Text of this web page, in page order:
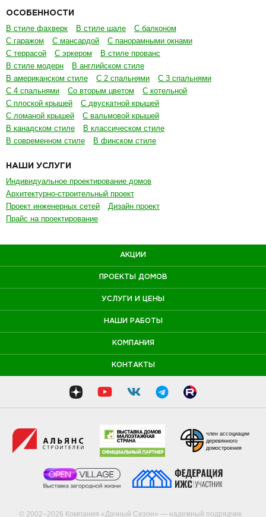
ОСОБЕННОСТИ
В стиле фахверк В стиле шале
С балконом
С гаражом
С мансардой
С панорамными окнами
С террасой
С эркером
В стиле прованс
В стиле модерн
В английском стиле
В американском стиле
С 2 спальнями
С 3 спальнями
С 4 спальнями
Со вторым цветом
С котельной
С плоской крышей
С двускатной крышей
С ломаной крышей
С вальмовой крышей
В канадском стиле
В классическом стиле
В современном стиле
В финском стиле
НАШИ УСЛУГИ
Индивидуальное проектирование домов
Архитектурно-строительный проект
Проект инженерных сетей
Дизайн проект
Прайс на проектирование
АКЦИИ
ПРОЕКТЫ ДОМОВ
УСЛУГИ И ЦЕНЫ
НАШИ РАБОТЫ
КОМПАНИЯ
КОНТАКТЫ
© 2002–2026 Компания «Дачный Сезон» — надежный подрядчик
член ассоциации
деревянного
домостроения